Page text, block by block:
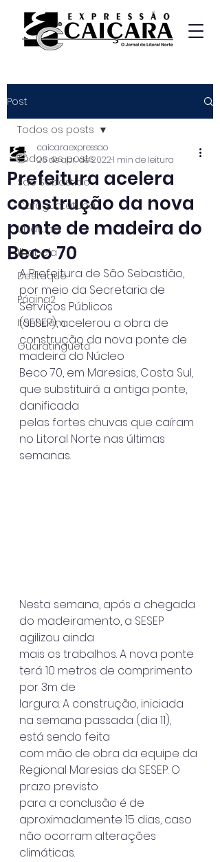
Post
Todos os posts
São Sebastião
Caraguatatuba
Ubatuba
Ilhabela
Destaque
Página2
Itanhaém
Guaratinguetá
Todos os posts
Prefeitura acelera
construção da nova
ponte de madeira do
Beco 70
caicaraexpressao
26 de abr. de 20221 min de leitura
A Prefeitura de São Sebastião,
por meio da Secretaria de
Serviços Públicos
(SESEP), acelerou a obra de
construção da nova ponte de
madeira do Núcleo
Beco 70, em Maresias, Costa Sul,
que substituirá a antiga ponte,
danificada
pelas fortes chuvas que caíram
no Litoral Norte nas últimas
semanas.
Nesta semana, após a chegada
do madeiramento, a SESEP
agilizou ainda
mais os trabalhos. A nova ponte
terá 10 metros de comprimento
por 3m de
largura. A construção, iniciada
na semana passada (dia 11),
está sendo feita
com mão de obra da equipe da
Regional Maresias da SESEP. O
prazo previsto
para a conclusão é de
aproximadamente 15 dias, caso
não ocorram alterações
climáticas.